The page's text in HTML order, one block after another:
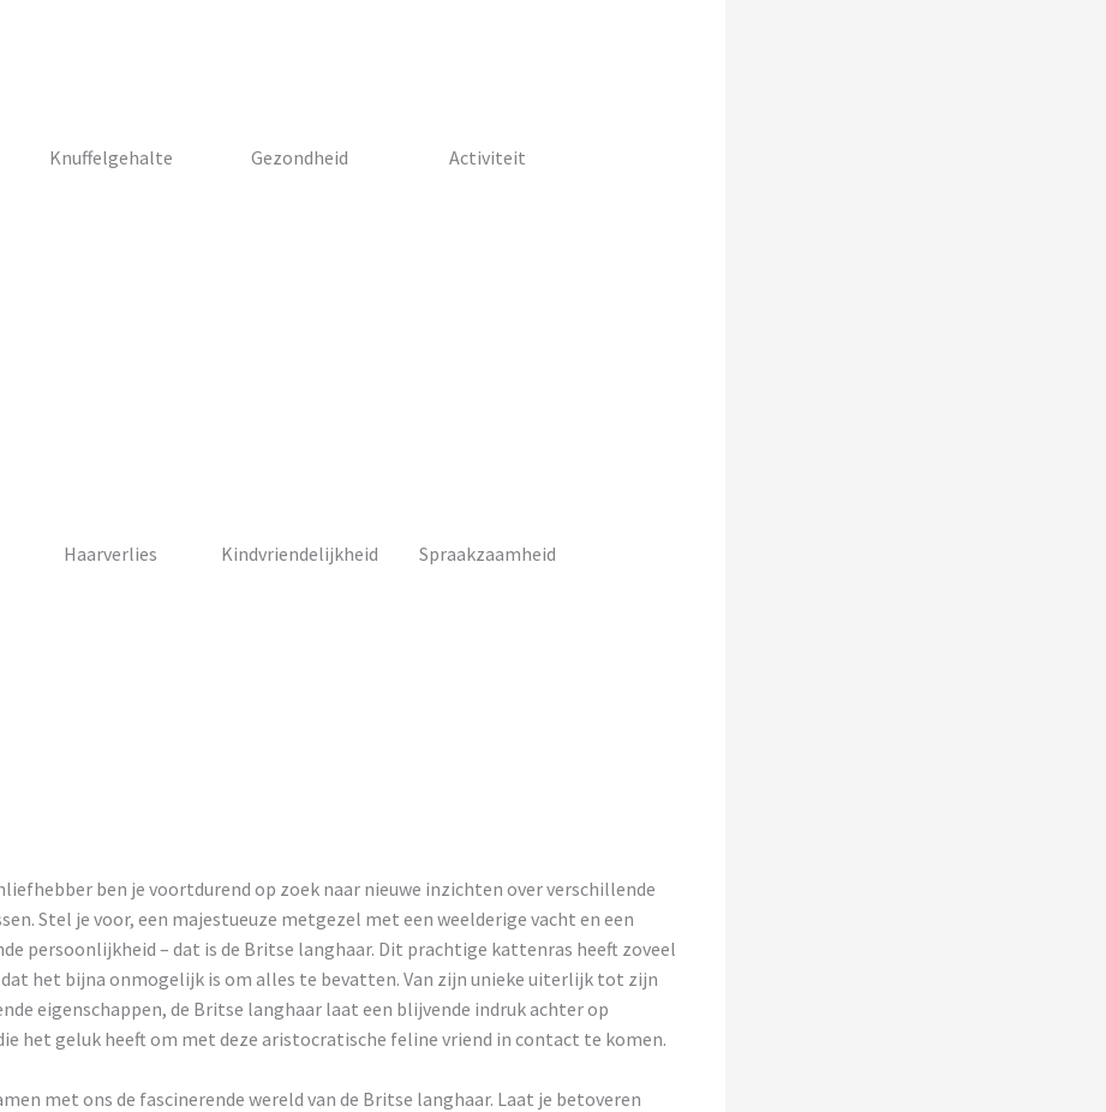
Knuffelgehalte Gezondheid Activiteit
Haarverlies Kindvriendelijkheid Spraakzaamheid
ben je voortdurend op zoek naar nieuwe inzichten over verschillende
Stel je voor, een majestueuze metgezel met een weelderige vacht en een
persoonlijkheid – dat is de Britse langhaar. Dit prachtige kattenras heeft zoveel
het bijna onmogelijk is om alles te bevatten. Van zijn unieke uiterlijk tot zijn
eigenschappen, de Britse langhaar laat een blijvende indruk achter op
het geluk heeft om met deze aristocratische feline vriend in contact te komen.
met ons de fascinerende wereld van de Britse langhaar. Laat je betoveren